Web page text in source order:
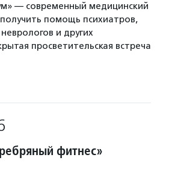
— современный медицинский
помощь психиатров,
и других
просветительская встреча
фитнес»